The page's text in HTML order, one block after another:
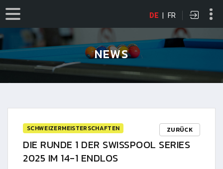
DE | FR
NEWS
SCHWEIZERMEISTERSCHAFTEN ZURÜCK
DIE RUNDE 1 DER SWISSPOOL SERIES
2025 IM 14-1 ENDLOS